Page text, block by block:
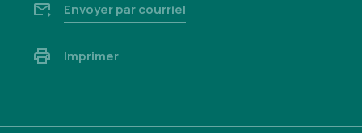
Envoyer par courriel
Imprimer